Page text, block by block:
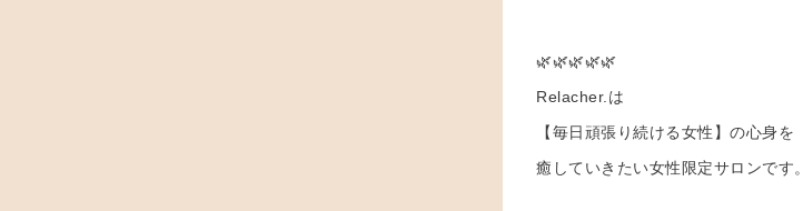
🌿🌿🌿🌿🌿
Relacher.は
【毎日頑張り続ける女性】の心身を
癒していきたい女性限定サロンです。